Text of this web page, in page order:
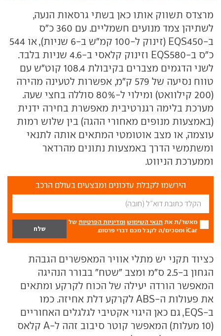
מרצדס תשווק אותו כאן בשתי גרסאות הנעה,
לשתיהן צמד מנועים חשמליים. עם 360 כ"ס
ב-EQS450
(זינוק ל-100 קמ"ש ב-6 שניות), או 544
כ"ס ב-EQS580
וזינוק קלאסי ב-4.6 שניות בלבד.
לשני הדגמים מצברים בקיבולת 108.4 קוט"ש עם
טווח נסיעה של 579 ק"מ, אפשרות לטעינה מהירה
(200 קילוואט) ומילוי ל-80% סוללה בחצי שעה.
מערכת בלימה רגנרטיבית מאפשרת בחירה ידנית
(באמצעות מנופים מאחורי ההגה) בין שלוש רמות
עוצמה, או מצב אוטומטי המתאים אותה לתנאי
ומשתמשי הדרך באמצעות נתונים מהרדאר
וממערכת הניווט.
הירשמו לקבלת עדכונים ומבצעים בעולם הרכב
מאשר/ת את תנאי השימוש ומדיניות הפרטיות של
iCar ומסכים/ה לקבל מכם דברי פרסום.
כציוד תקני יש מתלי אוויר המאפשרים הגבהת
הגחון ב-2.5 ס"מ ומצב "שטח" בבורר הנהיגה
המאפשר הורדה יעילה של הכוח לקרקע ומתאים
את פעולות ה-ABS לקרקע דלת אחיזה. כמו
ב-EQS, גם כאן היגוי אקטיבי לגלגלים האחוריים
(10 מעלות) המאפשר קוטר סיבוב זהה ל-
A קלאס